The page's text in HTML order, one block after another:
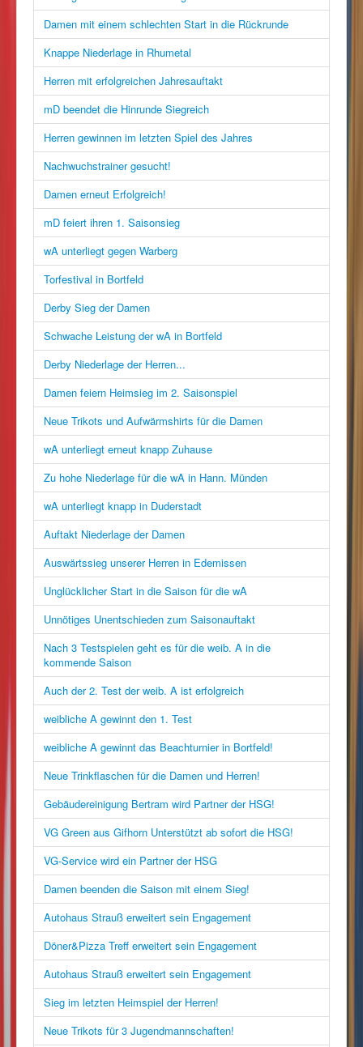
Damen mit einem schlechten Start in die Rückrunde
Knappe Niederlage in Rhumetal
Herren mit erfolgreichen Jahresauftakt
mD beendet die Hinrunde Siegreich
Herren gewinnen im letzten Spiel des Jahres
Nachwuchstrainer gesucht!
Damen erneut Erfolgreich!
mD feiert ihren 1. Saisonsieg
wA unterliegt gegen Warberg
Torfestival in Bortfeld
Derby Sieg der Damen
Schwache Leistung der wA in Bortfeld
Derby Niederlage der Herren...
Damen feiern Heimsieg im 2. Saisonspiel
Neue Trikots und Aufwärmshirts für die Damen
wA unterliegt erneut knapp Zuhause
Zu hohe Niederlage für die wA in Hann. Münden
wA unterliegt knapp in Duderstadt
Auftakt Niederlage der Damen
Auswärtssieg unserer Herren in Edemissen
Unglücklicher Start in die Saison für die wA
Unnötiges Unentschieden zum Saisonauftakt
Nach 3 Testspielen geht es für die weib. A in die
kommende Saison
Auch der 2. Test der weib. A ist erfolgreich
weibliche A gewinnt den 1. Test
weibliche A gewinnt das Beachturnier in Bortfeld!
Neue Trinkflaschen für die Damen und Herren!
Gebäudereinigung Bertram wird Partner der HSG!
VG Green aus Gifhorn Unterstützt ab sofort die HSG!
VG-Service wird ein Partner der HSG
Damen beenden die Saison mit einem Sieg!
Autohaus Strauß erweitert sein Engagement
Döner&Pizza Treff erweitert sein Engagement
Autohaus Strauß erweitert sein Engagement
Sieg im letzten Heimspiel der Herren!
Neue Trikots für 3 Jugendmannschaften!